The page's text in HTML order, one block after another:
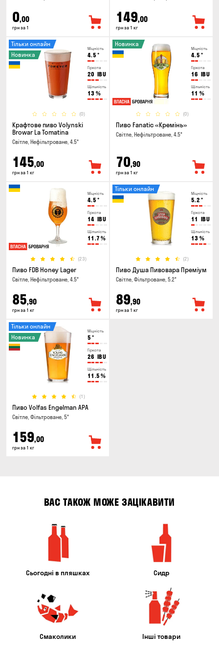
0,00
грн за 1
149,00
грн за 1 кг
Міцність
4.5 °
Гіркота
20 IBU
Щільність
13 %
(0)
Тільки онлайн
Новинка
Крафтове пиво Volynski
Browar La Tomatina
Світле, Нефільтроване, 4.5°
145,00
грн за 1 кг
Міцність
4.5 °
Гіркота
16 IBU
Щільність
11 %
(0)
Новинка
Пиво Fanatic «Кремінь»
Світле, Нефільтроване, 4.5°
70,90
грн за 1 кг
Міцність
4.5 °
Гіркота
14 IBU
Щільність
11.7 %
(23)
Пиво FDB Honey Lager
Світле, Нефільтроване, 4.5°
85,90
грн за 1 кг
Міцність
5.2 °
Гіркота
11 IBU
Щільність
13 %
(2)
Тільки онлайн
Пиво Душа Пивовара Преміум
Світле, Фільтроване, 5.2°
89,90
грн за 1 кг
Міцність
5 °
Гіркота
26 IBU
Щільність
11.5 %
(1)
Тільки онлайн
Новинка
Пиво Volfas Engelman APA
Світле, Фільтроване, 5°
159,00
грн за 1 кг
ВАС ТАКОЖ МОЖЕ ЗАЦІКАВИТИ
Сьогодні в пляшках Сидр
Смаколики Інші товари